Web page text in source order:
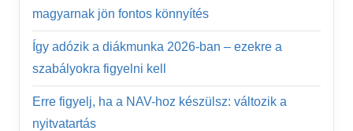
magyarnak jön fontos könnyítés
Így adózik a diákmunka 2026-ban – ezekre a
szabályokra figyelni kell
Erre figyelj, ha a NAV-hoz készülsz: változik a
nyitvatartás